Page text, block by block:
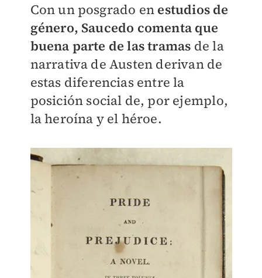
Con un posgrado en estudios de
género, Saucedo comenta que
buena parte de las tramas de la
narrativa de Austen derivan de
estas diferencias entre la
posición social de, por ejemplo,
la heroína y el héroe.